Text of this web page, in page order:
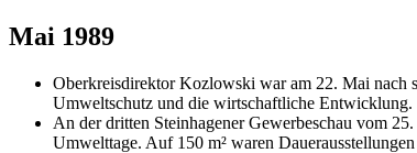
Mai 1989
Oberkreisdirektor Kozlowski war am 22. Mai nach
Umweltschutz und die wirtschaftliche Entwicklung.
An der dritten Steinhagener Gewerbeschau vom
Umwelttage. Auf 150 m² waren